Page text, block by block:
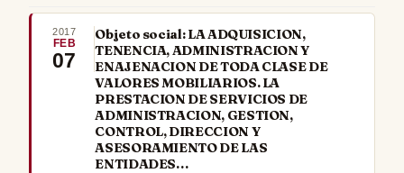
2017
FEB
07
Objeto social: LA ADQUISICION,
TENENCIA, ADMINISTRACION Y
ENAJENACION DE TODA CLASE DE
VALORES MOBILIARIOS. LA
PRESTACION DE SERVICIOS DE
ADMINISTRACION, GESTION,
CONTROL, DIRECCION Y
ASESORAMIENTO DE LAS
ENTIDADES…